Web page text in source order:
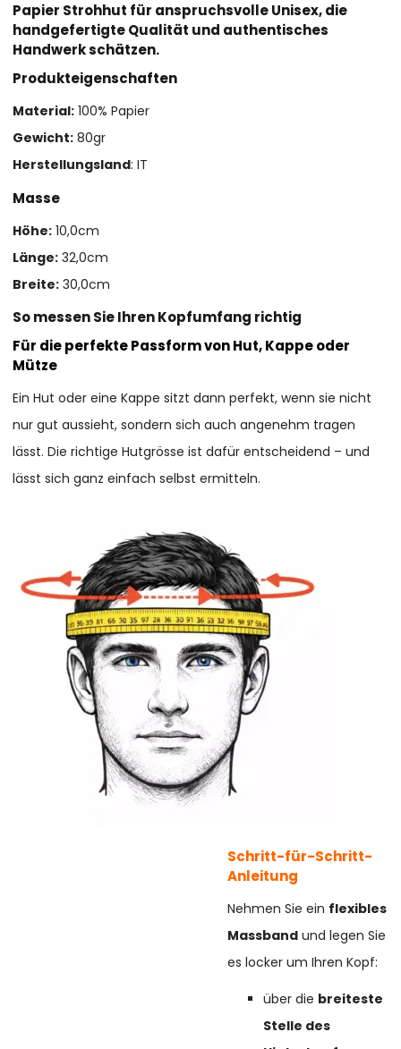
Papier Strohhut für anspruchsvolle Unisex, die
handgefertigte Qualität und authentisches
Handwerk schätzen.
Produkteigenschaften
Material: 100% Papier
Gewicht: 80gr
Herstellungsland: IT
Masse
Höhe: 10,0cm
Länge: 32,0cm
Breite: 30,0cm
So messen Sie Ihren Kopfumfang richtig
Für die perfekte Passform von Hut, Kappe oder
Mütze
Ein Hut oder eine Kappe sitzt dann perfekt, wenn sie nicht
nur gut aussieht, sondern sich auch angenehm tragen
lässt. Die richtige Hutgrösse ist dafür entscheidend – und
lässt sich ganz einfach selbst ermitteln.
Schritt-für-Schritt-
Anleitung
Nehmen Sie ein flexibles
Massband und legen Sie
es locker um Ihren Kopf:
über die breiteste
Stelle des